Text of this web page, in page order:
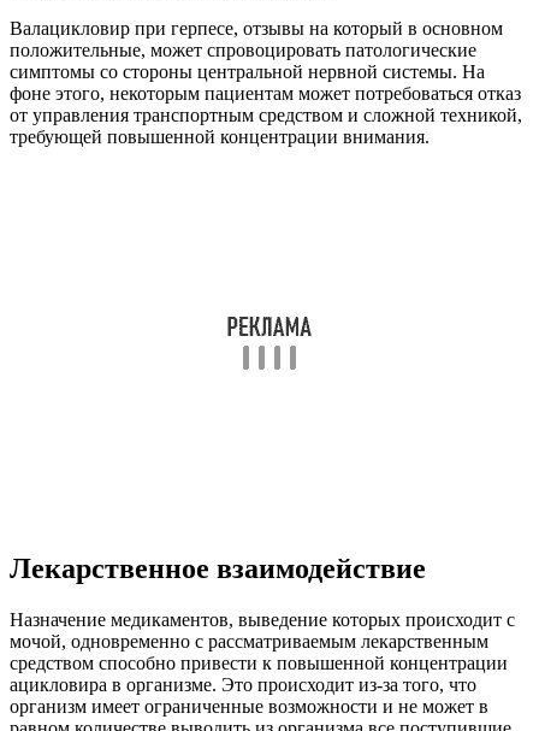
Валацикловир при герпесе, отзывы на который в основном
положительные, может спровоцировать патологические
симптомы со стороны центральной нервной системы. На
фоне этого, некоторым пациентам может потребоваться отказ
от управления транспортным средством и сложной техникой,
требующей повышенной концентрации внимания.
Лекарственное взаимодействие
Назначение медикаментов, выведение которых происходит с
мочой, одновременно с рассматриваемым лекарственным
средством способно привести к повышенной концентрации
ацикловира в организме. Это происходит из-за того, что
организм имеет ограниченные возможности и не может в